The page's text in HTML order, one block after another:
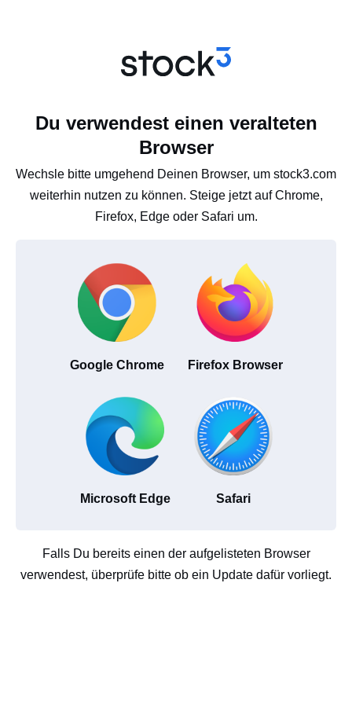
Du verwendest einen veralteten
Browser
Wechsle bitte umgehend Deinen Browser, um stock3.com
weiterhin nutzen zu können. Steige jetzt auf Chrome,
Firefox, Edge oder Safari um.
Google Chrome Firefox Browser
Microsoft Edge Safari
Falls Du bereits einen der aufgelisteten Browser
verwendest, überprüfe bitte ob ein Update dafür vorliegt.